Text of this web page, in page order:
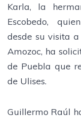
Karla, la
Escobedo,
desde su visita
Amozoc, ha
de Puebla que
de Ulises.
Guillermo Raúl